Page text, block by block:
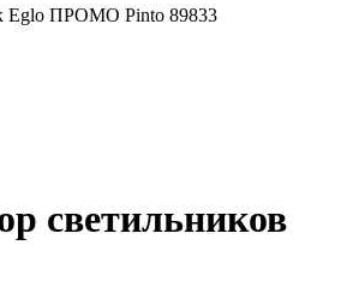
Eglo ПРОМО Pinto 89833
светильников